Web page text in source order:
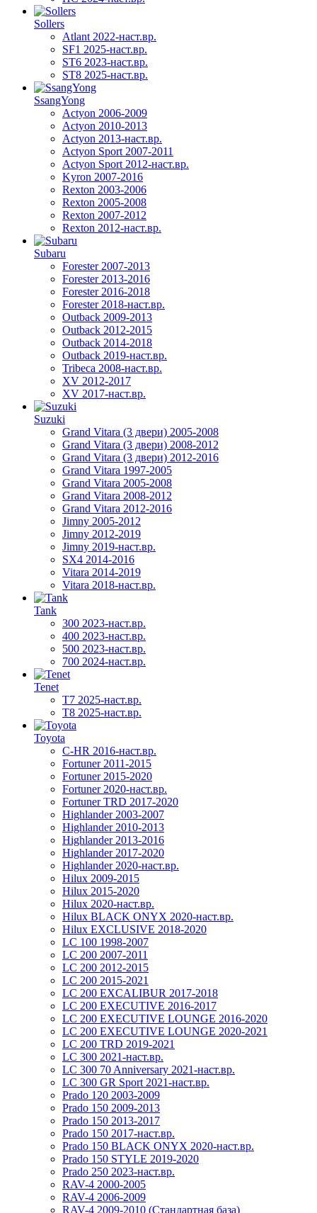
Sollers
Atlant 2022-наст.вр.
SF1 2025-наст.вр.
ST6 2023-наст.вр.
ST8 2025-наст.вр.
SsangYong
Actyon 2006-2009
Actyon 2010-2013
Actyon 2013-наст.вр.
Actyon Sport 2007-2011
Actyon Sport 2012-наст.вр.
Kyron 2007-2016
Rexton 2003-2006
Rexton 2005-2008
Rexton 2007-2012
Rexton 2012-наст.вр.
Subaru
Forester 2007-2013
Forester 2013-2016
Forester 2016-2018
Forester 2018-наст.вр.
Outback 2009-2013
Outback 2012-2015
Outback 2014-2018
Outback 2019-наст.вр.
Tribeca 2008-наст.вр.
XV 2012-2017
XV 2017-наст.вр.
Suzuki
Grand Vitara (3 двери) 2005-2008
Grand Vitara (3 двери) 2008-2012
Grand Vitara (3 двери) 2012-2016
Grand Vitara 1997-2005
Grand Vitara 2005-2008
Grand Vitara 2008-2012
Grand Vitara 2012-2016
Jimny 2005-2012
Jimny 2012-2019
Jimny 2019-наст.вр.
SX4 2014-2016
Vitara 2014-2019
Vitara 2018-наст.вр.
Tank
300 2023-наст.вр.
400 2023-наст.вр.
500 2023-наст.вр.
700 2024-наст.вр.
Tenet
T7 2025-наст.вр.
T8 2025-наст.вр.
Toyota
C-HR 2016-наст.вр.
Fortuner 2011-2015
Fortuner 2015-2020
Fortuner 2020-наст.вр.
Fortuner TRD 2017-2020
Highlander 2003-2007
Highlander 2010-2013
Highlander 2013-2016
Highlander 2017-2020
Highlander 2020-наст.вр.
Hilux 2009-2015
Hilux 2015-2020
Hilux 2020-наст.вр.
Hilux BLACK ONYX 2020-наст.вр.
Hilux EXCLUSIVE 2018-2020
LC 100 1998-2007
LC 200 2007-2011
LC 200 2012-2015
LC 200 2015-2021
LC 200 EXCALIBUR 2017-2018
LC 200 EXECUTIVE 2016-2017
LC 200 EXECUTIVE LOUNGE 2016-2020
LC 200 EXECUTIVE LOUNGE 2020-2021
LC 200 TRD 2019-2021
LC 300 2021-наст.вр.
LC 300 70 Anniversary 2021-наст.вр.
LC 300 GR Sport 2021-наст.вр.
Prado 120 2003-2009
Prado 150 2009-2013
Prado 150 2013-2017
Prado 150 2017-наст.вр.
Prado 150 BLACK ONYX 2020-наст.вр.
Prado 150 STYLE 2019-2020
Prado 250 2023-наст.вр.
RAV-4 2000-2005
RAV-4 2006-2009
RAV-4 2009-2010 (Стандартная база)